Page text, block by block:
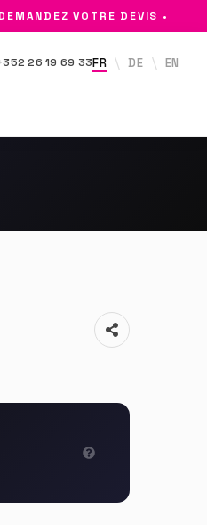
VOTRE DEVIS •
26 19 69 33FR DE EN